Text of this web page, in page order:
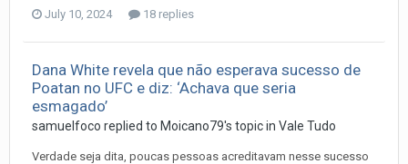
July 10, 2024 18 replies
Dana White revela que não esperava sucesso de
Poatan no UFC e diz: ‘Achava que seria
esmagado’
samuelfoco replied to Moicano79's topic in Vale Tudo
Verdade seja dita, poucas pessoas acreditavam nesse sucesso